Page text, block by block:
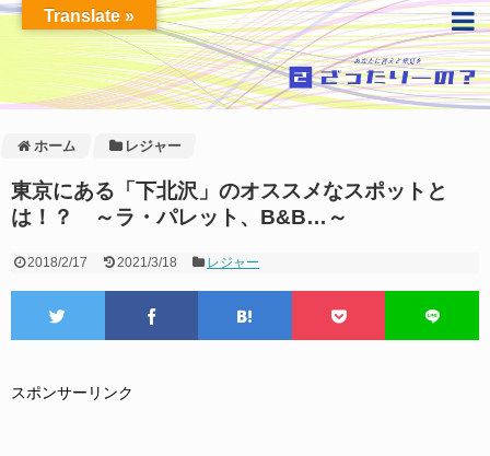
ホーム レジャー
東京にある「下北沢」のオススメなスポットと
は！？ ～ラ・パレット、B&B…～
2018/2/17 2021/3/18 レジャー
スポンサーリンク
Translate »